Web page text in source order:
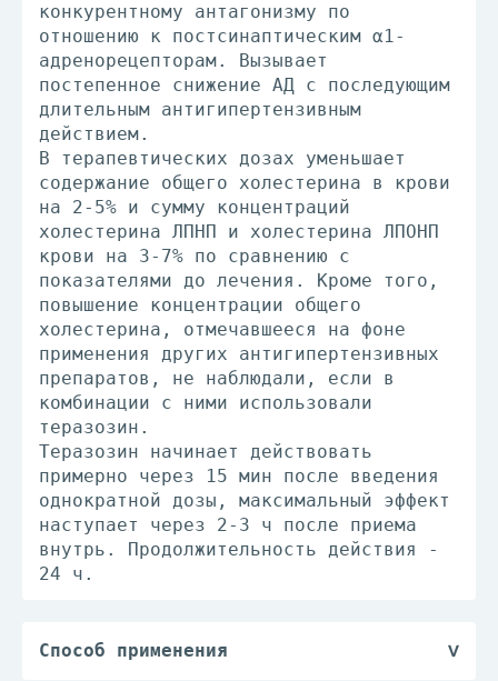
конкурентному антагонизму по
отношению к постсинаптическим α1-
адренорецепторам. Вызывает
постепенное снижение АД с последующим
длительным антигипертензивным
действием.
В терапевтических дозах уменьшает
содержание общего холестерина в крови
на 2-5% и сумму концентраций
холестерина ЛПНП и холестерина ЛПОНП
крови на 3-7% по сравнению с
показателями до лечения. Кроме того,
повышение концентрации общего
холестерина, отмечавшееся на фоне
применения других антигипертензивных
препаратов, не наблюдали, если в
комбинации с ними использовали
теразозин.
Теразозин начинает действовать
примерно через 15 мин после введения
однократной дозы, максимальный эффект
наступает через 2-3 ч после приема
внутрь. Продолжительность действия -
24 ч.
Способ применения